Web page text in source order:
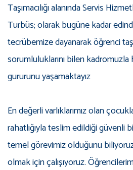
Taşımacılığı alanında Servis
Turbüs; olarak bugüne kadar
tecrübemize dayanarak öğrenci
sorumluluklarını bilen
gururunu yaşamaktayız
En değerli varlıklarımız olan
rahatlığıyla teslim edildiği güvenli
temel görevimiz olduğunu
olmak için çalışıyoruz.